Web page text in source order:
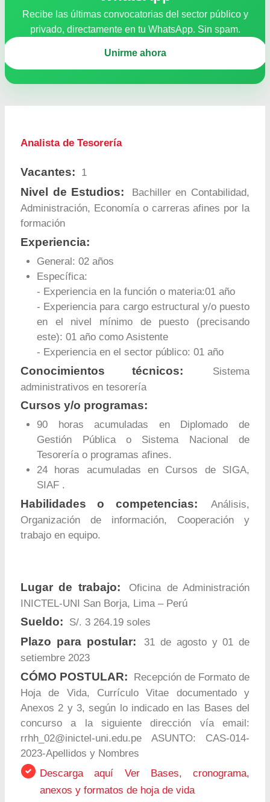
Recibe las últimas convocatorias del sector público y
privado, directamente en tu WhatsApp. Sin spam.
Unirme ahora
Analista de Tesorería
Vacantes: 1
Nivel de Estudios:
Bachiller en Contabilidad,
Administración, Economía o carreras afines por la
formación
Experiencia:
General: 02 años
Específica:
- Experiencia en la función o materia:01 año
- Experiencia para cargo estructural y/o puesto
en el nivel mínimo de puesto (precisando
este): 01 año como Asistente
- Experiencia en el sector público: 01 año
Conocimientos técnicos:
Sistema
administrativos en tesorería
Cursos y/o programas:
90 horas acumuladas en Diplomado de
Gestión Pública o Sistema Nacional de
Tesorería o programas afines.
24 horas acumuladas en Cursos de SIGA,
SIAF .
Habilidades o competencias:
Análisis,
Organización de información, Cooperación y
trabajo en equipo.
Lugar de trabajo:
Oficina de Administración
INICTEL-UNI San Borja, Lima – Perú
Sueldo: S/. 3 264.19 soles
Plazo para postular:
31 de agosto y 01 de
setiembre 2023
CÓMO POSTULAR:
Recepción de Formato de
Hoja de Vida, Currículo Vitae documentado y
Anexos 2 y 3, según lo indicado en las Bases del
concurso a la siguiente dirección vía email:
rrhh_02@inictel-uni.edu.pe ASUNTO: CAS-014-
2023-Apellidos y Nombres
Descarga aquí Ver Bases, cronograma,
anexos y formatos de hoja de vida